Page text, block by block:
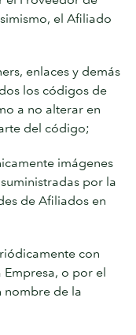
el Afiliado
enlaces y demás
los códigos de
a no alterar en
del código;
imágenes
por la
de Afiliados en
con
o por el
nombre de la